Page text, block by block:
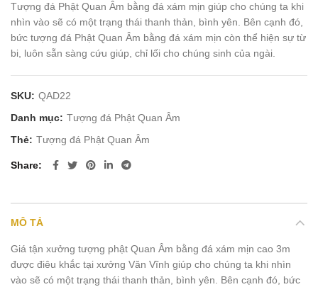
Tượng đá Phật Quan Âm bằng đá xám mịn giúp cho chúng ta khi
nhìn vào sẽ có một trạng thái thanh thản, bình yên. Bên cạnh đó,
bức tượng đá Phật Quan Âm bằng đá xám mịn còn thể hiện sự từ
bi, luôn sẵn sàng cứu giúp, chỉ lối cho chúng sinh của ngài.
SKU: QAD22
Danh mục: Tượng đá Phật Quan Âm
Thẻ: Tượng đá Phật Quan Âm
Share
MÔ TẢ
Giá tận xưởng tượng phật Quan Âm bằng đá xám mịn cao 3m
được điêu khắc tại xưởng Văn Vĩnh giúp cho chúng ta khi nhìn
vào sẽ có một trạng thái thanh thản, bình yên. Bên cạnh đó, bức